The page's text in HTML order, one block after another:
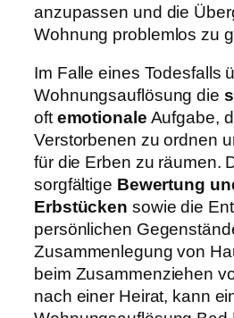
anzupassen und die
Wohnung problemlos zu
Im Falle eines Todesfalls
Wohnungsauflösung die
oftemotionale Aufgabe,
Verstorbenen zu ordnen
für die Erben zu räumen.
sorgfältige Bewertung
Erbstücken sowie die
persönlichen
Zusammenlegung von
beim Zusammenziehen
nach einer Heirat, kann